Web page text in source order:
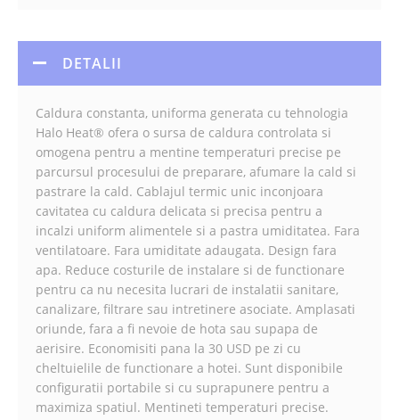
DETALII
Caldura constanta, uniforma generata cu tehnologia
Halo Heat® ofera o sursa de caldura controlata si
omogena pentru a mentine temperaturi precise pe
parcursul procesului de preparare, afumare la cald si
pastrare la cald. Cablajul termic unic inconjoara
cavitatea cu caldura delicata si precisa pentru a
incalzi uniform alimentele si a pastra umiditatea. Fara
ventilatoare. Fara umiditate adaugata. Design fara
apa. Reduce costurile de instalare si de functionare
pentru ca nu necesita lucrari de instalatii sanitare,
canalizare, filtrare sau intretinere asociate. Amplasati
oriunde, fara a fi nevoie de hota sau supapa de
aerisire. Economisiti pana la 30 USD pe zi cu
cheltuielile de functionare a hotei. Sunt disponibile
configuratii portabile si cu suprapunere pentru a
maximiza spatiul. Mentineti temperaturi precise.